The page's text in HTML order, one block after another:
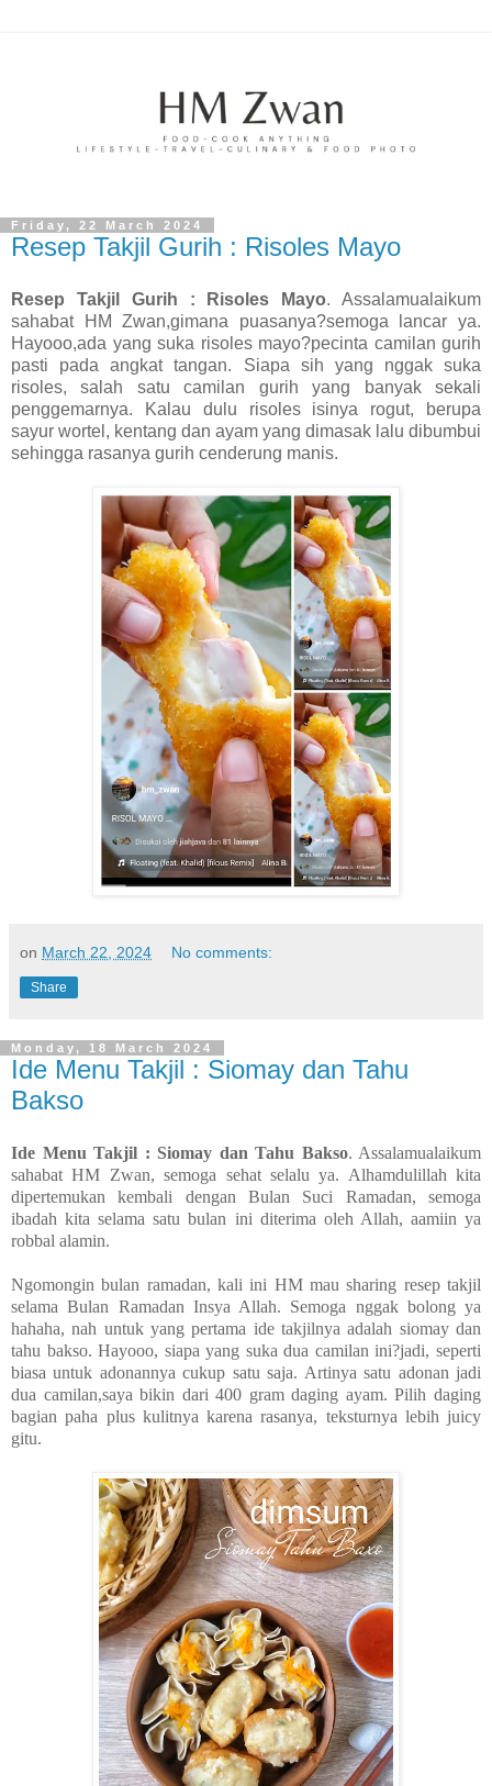
Friday, 22 March 2024
Resep Takjil Gurih : Risoles Mayo
Resep Takjil Gurih : Risoles Mayo. Assalamualaikum
sahabat HM Zwan,gimana puasanya?semoga lancar ya.
Hayooo,ada yang suka risoles mayo?pecinta camilan gurih
pasti pada angkat tangan. Siapa sih yang nggak suka
risoles, salah satu camilan gurih yang banyak sekali
penggemarnya. Kalau dulu risoles isinya rogut, berupa
sayur wortel, kentang dan ayam yang dimasak lalu dibumbui
sehingga rasanya gurih cenderung manis.
on March 22, 2024 No comments:
Share
Monday, 18 March 2024
Ide Menu Takjil : Siomay dan Tahu
Bakso
Ide Menu Takjil : Siomay dan Tahu Bakso. Assalamualaikum
sahabat HM Zwan, semoga sehat selalu ya. Alhamdulillah kita
dipertemukan kembali dengan Bulan Suci Ramadan, semoga
ibadah kita selama satu bulan ini diterima oleh Allah, aamiin ya
robbal alamin.
Ngomongin bulan ramadan, kali ini HM mau sharing resep takjil
selama Bulan Ramadan Insya Allah. Semoga nggak bolong ya
hahaha, nah untuk yang pertama ide takjilnya adalah siomay dan
tahu bakso. Hayooo, siapa yang suka dua camilan ini?jadi, seperti
biasa untuk adonannya cukup satu saja. Artinya satu adonan jadi
dua camilan,saya bikin dari 400 gram daging ayam. Pilih daging
bagian paha plus kulitnya karena rasanya, teksturnya lebih juicy
gitu.